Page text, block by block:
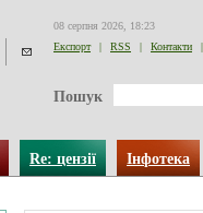
08 серпня 2026, 18:23
Експорт
| RSS | Контакти |
Пошук
Re: цензії Інфотека